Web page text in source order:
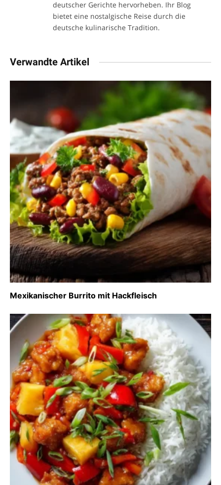
deutscher Gerichte hervorheben. Ihr Blog
bietet eine nostalgische Reise durch die
deutsche kulinarische Tradition.
Verwandte Artikel
Mexikanischer Burrito mit Hackfleisch